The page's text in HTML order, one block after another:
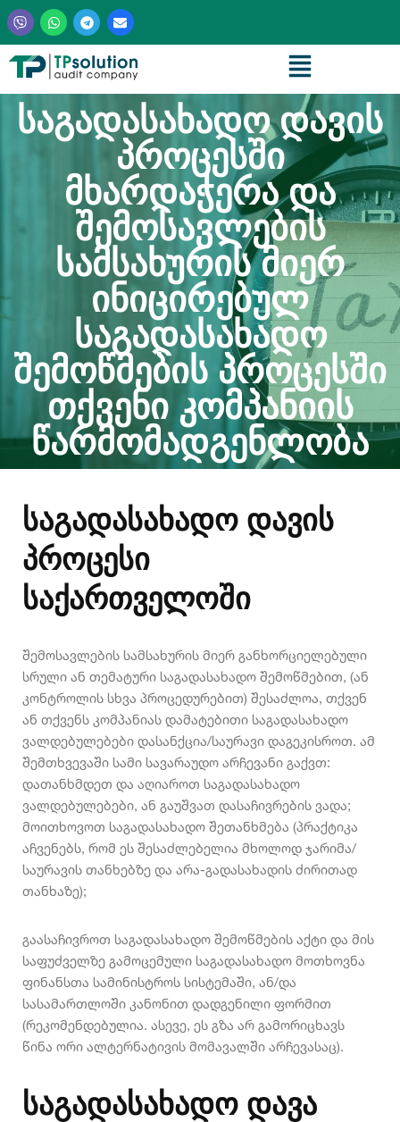
Skip
content
ᲡᲐᲒᲐᲓᲐᲡᲐᲮᲐᲓᲝ ᲓᲐᲕᲘᲡ
ᲞᲠᲝᲪᲔᲡᲨᲘ
ᲛᲮᲐᲠᲓᲐᲭᲔᲠᲐ ᲓᲐ
ᲨᲔᲛᲝᲡᲐᲕᲚᲔᲑᲘᲡ
ᲡᲐᲛᲡᲐᲮᲣᲠᲘᲡ ᲛᲘᲔᲠ
ᲘᲜᲘᲪᲘᲠᲔᲑᲣᲚ
ᲡᲐᲒᲐᲓᲐᲡᲐᲮᲐᲓᲝ
ᲨᲔᲛᲝᲬᲛᲔᲑᲘᲡ ᲞᲠᲝᲪᲔᲡᲨᲘ
ᲗᲥᲕᲔᲜᲘ ᲙᲝᲛᲞᲐᲜᲘᲘᲡ
ᲬᲐᲠᲛᲝᲛᲐᲓᲒᲔᲜᲚᲝᲑᲐ
საგადასახადო დავის
პროცესი
საქართველოში
შემოსავლების სამსახურის მიერ განხორციელებული
სრული ან თემატური საგადასახადო შემოწმებით, (ან
კონტროლის სხვა პროცედურებით) შესაძლოა, თქვენ
ან თქვენს კომპანიას დამატებითი საგადასახადო
ვალდებულებები დასანქცია/საურავი დაგეკისროთ. ამ
შემთხვევაში სამი სავარაუდო არჩევანი გაქვთ:
დათანხმდეთ და აღიაროთ საგადასახადო
ვალდებულებები, ან გაუშვათ დასაჩივრების ვადა;
მოითხოვოთ საგადასახადო შეთანხმება (პრაქტიკა
აჩვენებს, რომ ეს შესაძლებელია მხოლოდ ჯარიმა/
საურავის თანხებზე და არა-გადასახადის ძირითად
თანხაზე);
გაასაჩივროთ საგადასახადო შემოწმების აქტი და მის
საფუძველზე გამოცემული საგადასახადო მოთხოვნა
ფინანსთა სამინისტროს სისტემაში, ან/და
სასამართლოში კანონით დადგენილი ფორმით
(რეკომენდებულია. ასევე, ეს გზა არ გამორიცხავს
წინა ორი ალტერნატივის მომავალში არჩევასაც).
საგადასახადო დავა